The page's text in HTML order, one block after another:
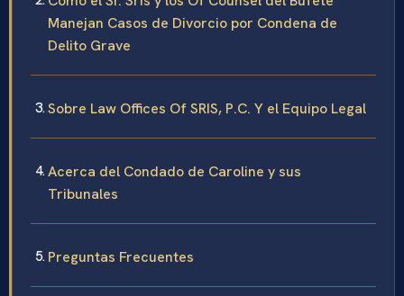
Manejan Casos de Divorcio por Condena de
Delito Grave
Sobre Law Offices Of SRIS, P.C. Y el Equipo Legal
Acerca del Condado de Caroline y sus
Tribunales
Preguntas Frecuentes